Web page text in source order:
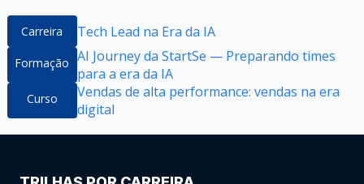
Carreira Tech Lead na Era da IA
Formação AI Journey da StartSe — Preparando times
para a era da IA
Curso
Vendas de alta performance: vendas na era
digital